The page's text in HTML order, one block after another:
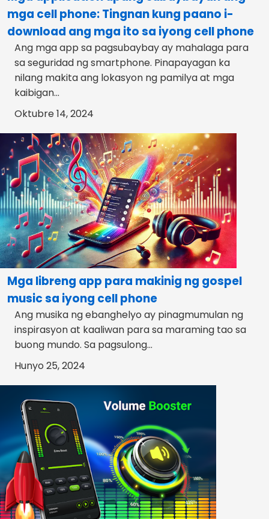
mga cell phone: Tingnan kung paano i-
download ang mga ito sa iyong cell phone
Ang mga app sa pagsubaybay ay mahalaga para
sa seguridad ng smartphone. Pinapayagan ka
nilang makita ang lokasyon ng pamilya at mga
kaibigan...
Oktubre 14, 2024
Mga libreng app para makinig ng gospel
music sa iyong cell phone
Ang musika ng ebanghelyo ay pinagmumulan ng
inspirasyon at kaaliwan para sa maraming tao sa
buong mundo. Sa pagsulong...
Hunyo 25, 2024